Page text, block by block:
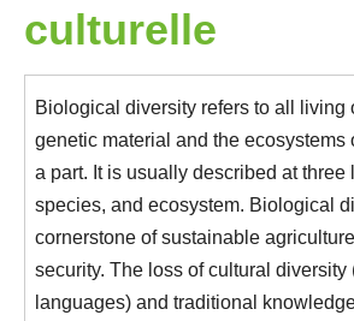
culturelle
Biological diversity refers to all living
genetic material and the ecosystems
a part. It is usually described at three
species, and ecosystem. Biological
cornerstone of sustainable
security. The loss of cultural diversity
languages) and traditional